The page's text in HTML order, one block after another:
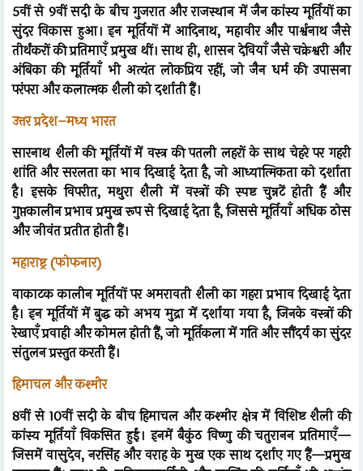
5वीं से 9वीं सदी के बीच गुजरात और राजस्थान में जैन कांस्य मूर्तियों का
सुंदर विकास हुआ। इन मूर्तियों में आदिनाथ, महावीर और पार्श्वनाथ जैसे
तीर्थंकरों की प्रतिमाएँ प्रमुख थीं। साथ ही, शासन देवियाँ जैसे चक्रेश्वरी और
अंबिका की मूर्तियाँ भी अत्यंत लोकप्रिय रहीं, जो जैन धर्म की उपासना
परंपरा और कलात्मक शैली को दर्शाती हैं।
उत्तर प्रदेश–मध्य भारत
सारनाथ शैली की मूर्तियों में वस्त्र की पतली लहरों के साथ चेहरे पर गहरी
शांति और सरलता का भाव दिखाई देता है, जो आध्यात्मिकता को दर्शाता
है। इसके विपरीत, मथुरा शैली में वस्त्रों की स्पष्ट चुन्नटें होती हैं और
गुप्तकालीन प्रभाव प्रमुख रूप से दिखाई देता है, जिससे मूर्तियाँ अधिक ठोस
और जीवंत प्रतीत होती हैं।
महाराष्ट्र (फोफनार)
वाकाटक कालीन मूर्तियों पर अमरावती शैली का गहरा प्रभाव दिखाई देता
है। इन मूर्तियों में बुद्ध को अभय मुद्रा में दर्शाया गया है, जिनके वस्त्रों की
रेखाएँ प्रवाही और कोमल होती हैं, जो मूर्तिकला में गति और सौंदर्य का सुंदर
संतुलन प्रस्तुत करती हैं।
हिमाचल और कश्मीर
8वीं से 10वीं सदी के बीच हिमाचल और कश्मीर क्षेत्र में विशिष्ट शैली की
कांस्य मूर्तियाँ विकसित हुईं। इनमें बैकुंठ विष्णु की चतुरानन प्रतिमाएँ—
जिसमें वासुदेव, नरसिंह और वराह के मुख एक साथ दर्शाए गए हैं—प्रमुख